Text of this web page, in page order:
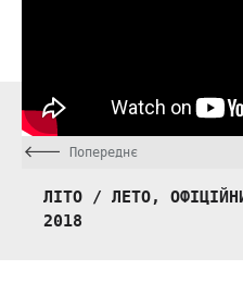
Попереднє
ЛІТО / ЛЕТО,
2018